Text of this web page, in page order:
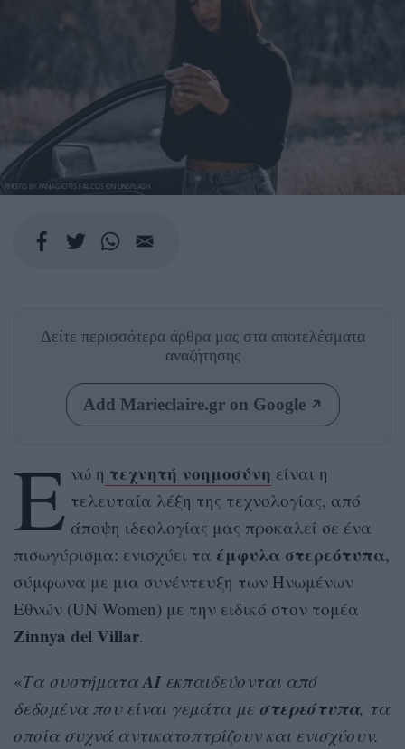
PHOTO BY PANAGIOTIS FALCOS ON UNSPLASH
Δείτε περισσότερα άρθρα μας στα αποτελέσματα
αναζήτησης
Add Marieclaire.gr on Google
Ε νώ η τεχνητή νοημοσύνη είναι η
τελευταία λέξη της τεχνολογίας, από
άποψη ιδεολογίας μας προκαλεί σε ένα
πισωγύρισμα: ενισχύει τα έμφυλα στερεότυπα,
σύμφωνα με μια συνέντευξη των Ηνωμένων
Εθνών (UN Women) με την ειδικό στον τομέα
Zinnya del Villar.
«Τα συστήματα ΑΙεκπαιδεύονται από
δεδομένα που είναι γεμάτα με στερεότυπα, τα
οποία συχνά αντικατοπτρίζουν και ενισχύουν.